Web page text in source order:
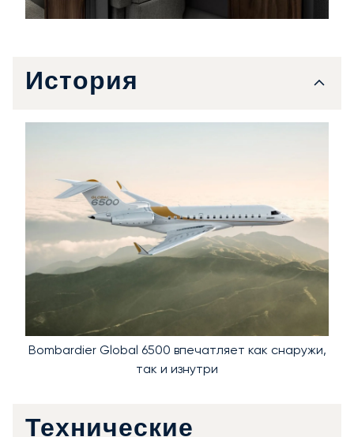
История
Bombardier Global 6500 впечатляет как снаружи,
так и изнутри
Технические